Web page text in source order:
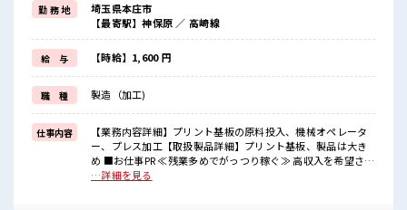
(規定有)制服があると毎日の服選びに悩まずOK♪
≪未経験でも活躍できる≫
新しいことにチャレンジするのは不安だけど、
しっかり働く環境が整っています！
イチからスキルUP・ステップUP目指していきましょう！
≪収入アップを目指せる≫
高時給だらけの派遣のお仕事です！
■職場の雰囲気
派手すぎなければ多少のヘアカラーもOKなのはウレシイPoint☆
休憩室で楽しくランチ♪
時間があれば昼寝もしちゃおう！
勤 務 地
埼玉県本庄市
【最寄駅】神保原 ／ 高崎線
給 与 【時給】1,600 円
職 種 製造（加工)
仕事内容
【業務内容詳細】プリント基板の原料投入、機械オペレータ
ー、プレス加工【取扱製品詳細】プリント基板、製品は大き
め ■お仕事PR ≪残業多めでがっつり稼ぐ≫ 高収入を希望され
る方にオススメ。 残業は月20時間以上あります♪ ≪ヘアカラ
…詳細を見る